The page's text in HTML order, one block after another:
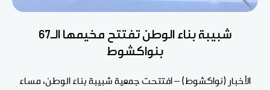
شبيبة بناء الوطن تفتتح مخيمها الـ67
بنواكشوط
الأخبار (نواكشوط) – افتتحت جمعية شبيبة بناء الوطن، مساء